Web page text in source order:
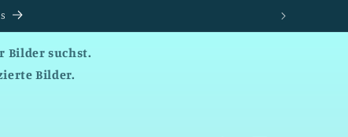
Bilder suchst.
Bilder.